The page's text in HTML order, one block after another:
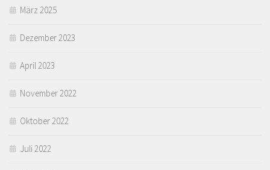
März 2025
Dezember 2023
April 2023
November 2022
Oktober 2022
Juli 2022